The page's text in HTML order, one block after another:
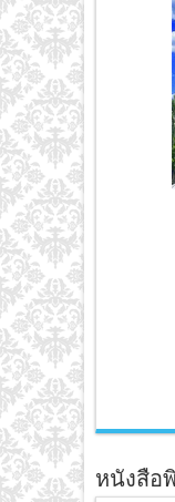
หนังสือ